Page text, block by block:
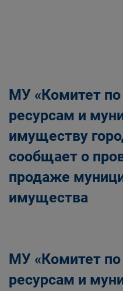
Беловского
Управление по
муниципальному
Беловского
МУ «Комитет
ресурсам и
имуществу
сообщает о
продаже
имущества
МУ «Комитет
ресурсам и